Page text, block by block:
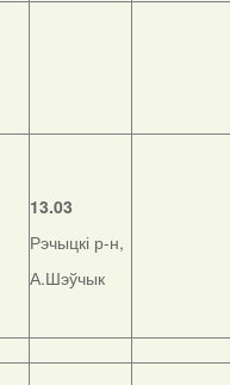
13.03
Рэчыцкі р-н,
А.Шэўчык